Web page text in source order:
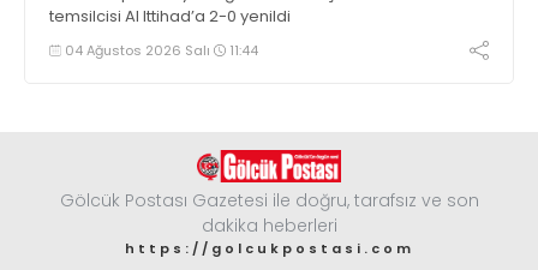
temsilcisi Al Ittihad’a 2-0 yenildi
04 Ağustos 2026 Salı 11:44
Gölcük Postası Gazetesi ile doğru, tarafsız ve son
dakika heberleri
https://golcukpostasi.com